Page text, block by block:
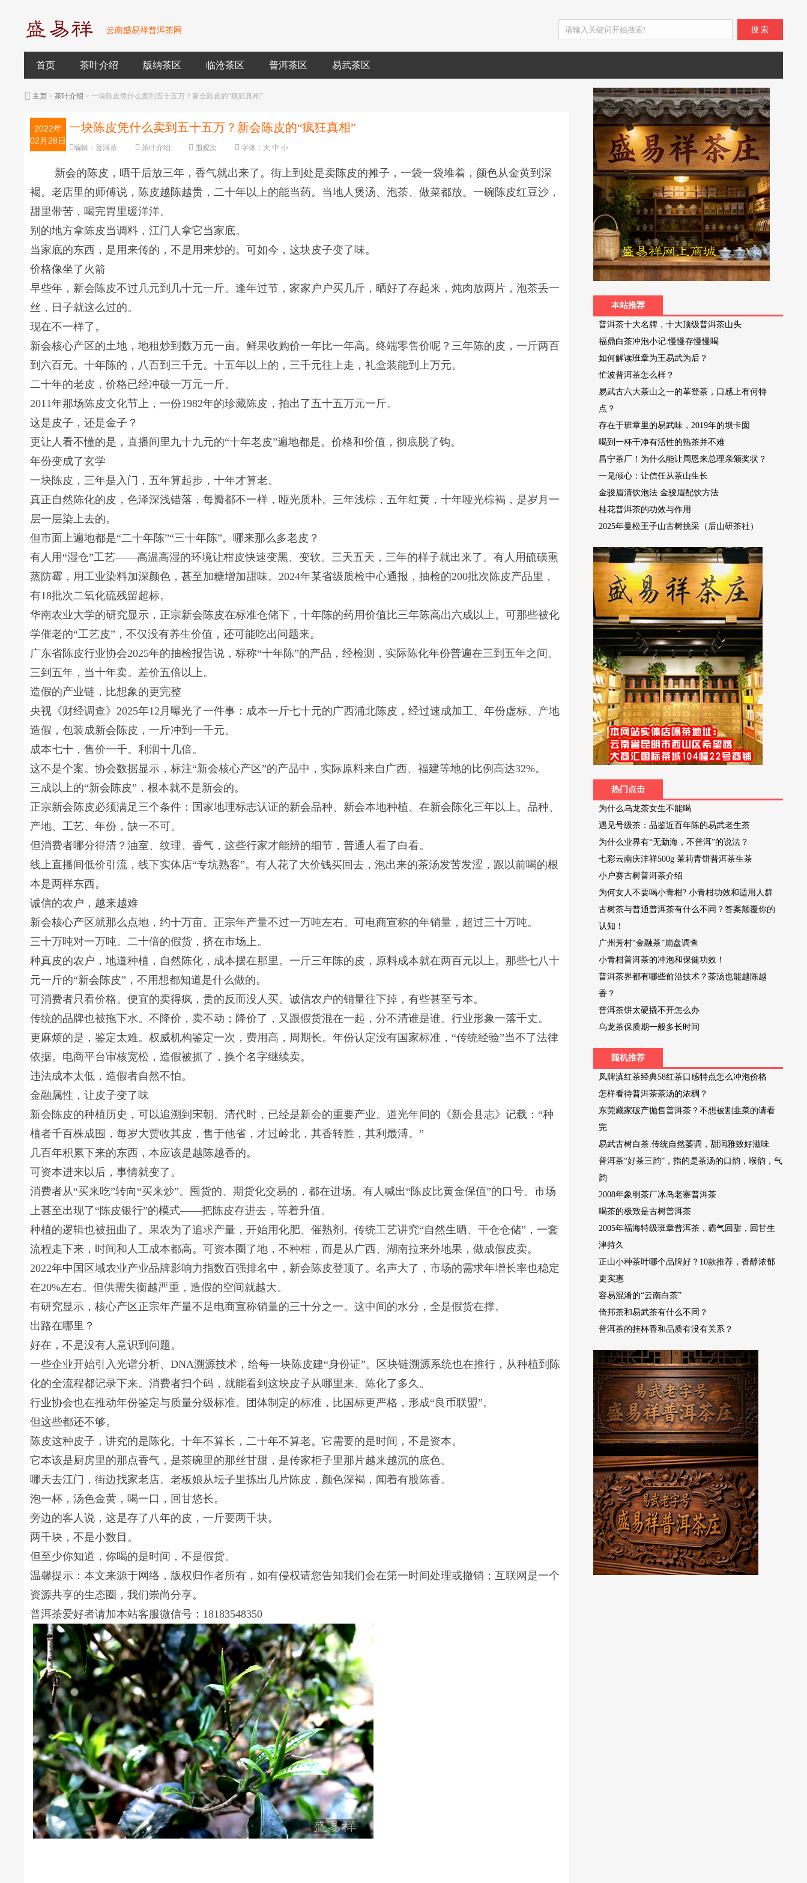
云南盛易祥普洱茶网 搜 索
首页 茶叶介绍 版纳茶区 临沧茶区 普洱茶区 易武茶区
主页 >茶叶介绍 > 一块陈皮凭什么卖到五十五万？新会陈皮的“疯狂真相”
2022年
02月28日
一块陈皮凭什么卖到五十五万？新会陈皮的“疯狂真相”
编辑：普洱茶 茶叶介绍 围观次 字体： 大 中 小
新会的陈皮，晒干后放三年，香气就出来了。街上到处是卖陈皮的摊子，一袋一袋堆着，颜色从金黄到深
褐。老店里的师傅说，陈皮越陈越贵，二十年以上的能当药。当地人煲汤、泡茶、做菜都放。一碗陈皮红豆沙，
甜里带苦，喝完胃里暖洋洋。
别的地方拿陈皮当调料，江门人拿它当家底。
当家底的东西，是用来传的，不是用来炒的。可如今，这块皮子变了味。
价格像坐了火箭
早些年，新会陈皮不过几元到几十元一斤。逢年过节，家家户户买几斤，晒好了存起来，炖肉放两片，泡茶丢一
丝，日子就这么过的。
现在不一样了。
新会核心产区的土地，地租炒到数万元一亩。鲜果收购价一年比一年高。终端零售价呢？三年陈的皮，一斤两百
到六百元。十年陈的，八百到三千元。十五年以上的，三千元往上走，礼盒装能到上万元。
二十年的老皮，价格已经冲破一万元一斤。
2011年那场陈皮文化节上，一份1982年的珍藏陈皮，拍出了五十五万元一斤。
这是皮子，还是金子？
更让人看不懂的是，直播间里九十九元的“十年老皮”遍地都是。价格和价值，彻底脱了钩。
年份变成了玄学
一块陈皮，三年是入门，五年算起步，十年才算老。
真正自然陈化的皮，色泽深浅错落，每瓣都不一样，哑光质朴。三年浅棕，五年红黄，十年哑光棕褐，是岁月一
层一层染上去的。
但市面上遍地都是“二十年陈”“三十年陈”。哪来那么多老皮？
有人用“湿仓”工艺——高温高湿的环境让柑皮快速变黑、变软。三天五天，三年的样子就出来了。有人用硫磺熏
蒸防霉，用工业染料加深颜色，甚至加糖增加甜味。2024年某省级质检中心通报，抽检的200批次陈皮产品里，
有18批次二氧化硫残留超标。
华南农业大学的研究显示，正宗新会陈皮在标准仓储下，十年陈的药用价值比三年陈高出六成以上。可那些被化
学催老的“工艺皮”，不仅没有养生价值，还可能吃出问题来。
广东省陈皮行业协会2025年的抽检报告说，标称“十年陈”的产品，经检测，实际陈化年份普遍在三到五年之间。
三到五年，当十年卖。差价五倍以上。
造假的产业链，比想象的更完整
央视《财经调查》2025年12月曝光了一件事：成本一斤七十元的广西浦北陈皮，经过速成加工、年份虚标、产地
造假，包装成新会陈皮，一斤冲到一千元。
成本七十，售价一千。利润十几倍。
这不是个案。协会数据显示，标注“新会核心产区”的产品中，实际原料来自广西、福建等地的比例高达32%。
三成以上的“新会陈皮”，根本就不是新会的。
正宗新会陈皮必须满足三个条件：国家地理标志认证的新会品种、新会本地种植、在新会陈化三年以上。品种、
产地、工艺、年份，缺一不可。
但消费者哪分得清？油室、纹理、香气，这些行家才能辨的细节，普通人看了白看。
线上直播间低价引流，线下实体店“专坑熟客”。有人花了大价钱买回去，泡出来的茶汤发苦发涩，跟以前喝的根
本是两样东西。
诚信的农户，越来越难
新会核心产区就那么点地，约十万亩。正宗年产量不过一万吨左右。可电商宣称的年销量，超过三十万吨。
三十万吨对一万吨。二十倍的假货，挤在市场上。
种真皮的农户，地道种植，自然陈化，成本摆在那里。一斤三年陈的皮，原料成本就在两百元以上。那些七八十
元一斤的“新会陈皮”，不用想都知道是什么做的。
可消费者只看价格。便宜的卖得疯，贵的反而没人买。诚信农户的销量往下掉，有些甚至亏本。
传统的品牌也被拖下水。不降价，卖不动；降价了，又跟假货混在一起，分不清谁是谁。行业形象一落千丈。
更麻烦的是，鉴定太难。权威机构鉴定一次，费用高，周期长。年份认定没有国家标准，“传统经验”当不了法律
依据。电商平台审核宽松，造假被抓了，换个名字继续卖。
违法成本太低，造假者自然不怕。
金融属性，让皮子变了味
新会陈皮的种植历史，可以追溯到宋朝。清代时，已经是新会的重要产业。道光年间的《新会县志》记载：“种
植者千百株成围，每岁大贾收其皮，售于他省，才过岭北，其香转胜，其利最溥。”
几百年积累下来的东西，本应该是越陈越香的。
可资本进来以后，事情就变了。
消费者从“买来吃”转向“买来炒”。囤货的、期货化交易的，都在进场。有人喊出“陈皮比黄金保值”的口号。市场
上甚至出现了“陈皮银行”的模式——把陈皮存进去，等着升值。
种植的逻辑也被扭曲了。果农为了追求产量，开始用化肥、催熟剂。传统工艺讲究“自然生晒、干仓仓储”，一套
流程走下来，时间和人工成本都高。可资本圈了地，不种柑，而是从广西、湖南拉来外地果，做成假皮卖。
2022年中国区域农业产业品牌影响力指数百强排名中，新会陈皮登顶了。名声大了，市场的需求年增长率也稳定
在20%左右。但供需失衡越严重，造假的空间就越大。
有研究显示，核心产区正宗年产量不足电商宣称销量的三十分之一。这中间的水分，全是假货在撑。
出路在哪里？
好在，不是没有人意识到问题。
一些企业开始引入光谱分析、DNA溯源技术，给每一块陈皮建“身份证”。区块链溯源系统也在推行，从种植到陈
化的全流程都记录下来。消费者扫个码，就能看到这块皮子从哪里来、陈化了多久。
行业协会也在推动年份鉴定与质量分级标准。团体制定的标准，比国标更严格，形成“良币联盟”。
但这些都还不够。
陈皮这种皮子，讲究的是陈化。十年不算长，二十年不算老。它需要的是时间，不是资本。
它本该是厨房里的那点香气，是茶碗里的那丝甘甜，是传家柜子里那片越来越沉的底色。
哪天去江门，街边找家老店。老板娘从坛子里拣出几片陈皮，颜色深褐，闻着有股陈香。
泡一杯，汤色金黄，喝一口，回甘悠长。
旁边的客人说，这是存了八年的皮，一斤要两千块。
两千块，不是小数目。
但至少你知道，你喝的是时间，不是假货。
温馨提示：本文来源于网络，版权归作者所有，如有侵权请您告知我们会在第一时间处理或撤销；互联网是一个
资源共享的生态圈，我们崇尚分享。
普洱茶爱好者请加本站客服微信号：18183548350
本站推荐
普洱茶十大名牌，十大顶级普洱茶山头
福鼎白茶冲泡小记:慢慢存慢慢喝
如何解读班章为王易武为后？
忙波普洱茶怎么样？
易武古六大茶山之一的革登茶，口感上有何特
点？
存在于班章里的易武味，2019年的坝卡囡
喝到一杯干净有活性的熟茶并不难
昌宁茶厂！为什么能让周恩来总理亲颁奖状？
一见倾心：让信任从茶山生长
金骏眉清饮泡法 金骏眉配饮方法
桂花普洱茶的功效与作用
2025年曼松王子山古树挑采（后山研茶社）
热门点击
为什么乌龙茶女生不能喝
遇见号级茶：品鉴近百年陈的易武老生茶
为什么业界有“无勐海，不普洱”的说法？
七彩云南庆沣祥500g 茉莉青饼普洱茶生茶
小户赛古树普洱茶介绍
为何女人不要喝小青柑? 小青柑功效和适用人群
古树茶与普通普洱茶有什么不同？答案颠覆你的
认知！
广州芳村“金融茶”崩盘调查
小青柑普洱茶的冲泡和保健功效！
普洱茶界都有哪些前沿技术？茶汤也能越陈越
香？
普洱茶饼太硬撬不开怎么办
乌龙茶保质期一般多长时间
随机推荐
凤牌滇红茶经典58红茶口感特点怎么冲泡价格
怎样看待普洱茶茶汤的浓稠？
东莞藏家破产抛售普洱茶？不想被割韭菜的请看
完
易武古树白茶:传统自然萎调，甜润雅致好滋味
普洱茶“好茶三韵”，指的是茶汤的口韵，喉韵，气
韵
2008年象明茶厂冰岛老寨普洱茶
喝茶的极致是古树普洱茶
2005年福海特级班章普洱茶，霸气回甜，回甘生
津持久
正山小种茶叶哪个品牌好？10款推荐，香醇浓郁
更实惠
容易混淆的“云南白茶”
倚邦茶和易武茶有什么不同？
普洱茶的挂杯香和品质有没有关系？